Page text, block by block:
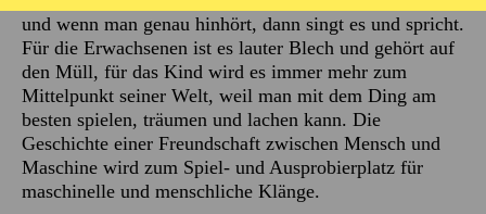
und wenn man genau hinhört, dann singt es und spricht.
Für die Erwachsenen ist es lauter Blech und gehört auf
den Müll, für das Kind wird es immer mehr zum
Mittelpunkt seiner Welt, weil man mit dem Ding am
besten spielen, träumen und lachen kann. Die
Geschichte einer Freundschaft zwischen Mensch und
Maschine wird zum Spiel- und Ausprobierplatz für
maschinelle und menschliche Klänge.